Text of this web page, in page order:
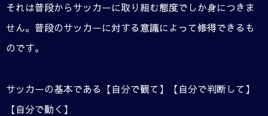
それは普段からサッカーに取り組む態度でしか身につきま
せん。普段のサッカーに対する意識によって修得できるも
のです。
サッカーの基本である【自分で観て】【自分で判断して】
【自分で動く】